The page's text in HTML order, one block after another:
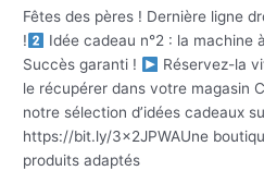
Fêtes des pères ! Dernière ligne
!
Idée cadeau n°2 : la machine
Succès garanti !
Réservez-la
le récupérer dans votre magasin
notre sélection d’idées cadeaux
https://bit.ly/3x2JPWAUne
produits adaptés